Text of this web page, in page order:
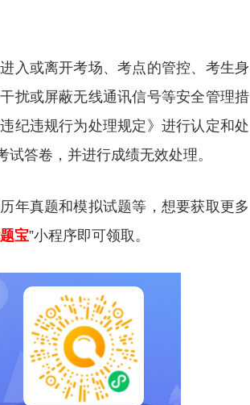
入或离开考场、考点的管控、考生身
扰或屏蔽无线通讯信号等安全管理措
纪违规行为处理规定》进行认定和处
答卷，并进行成绩无效处理。
年真题和模拟试题等，想要获取更多
宝”小程序即可领取。